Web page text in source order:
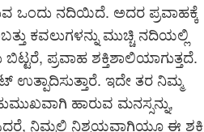
ಒಂದು ನದಿಯಿದೆ. ಅದರ ಪ್ರವಾಹಕ್ಕೆ
ಕವಲುಗಳನ್ನು ಮುಚ್ಚಿ ನದಿಯಲ್ಲಿ
ಪ್ರವಾಹ ಶಕ್ತಿಶಾಲಿಯಾಗುತ್ತದೆ.
ಇದೇ ತರ ನಿಮ್ಮ
ಹಾರುವ ಮನಸ್ಸನ್ನು,
ನಿಮ್ಮಲ್ಲಿ ನಿಶ್ಚಯವಾಗಿಯೂ ಈ ಶಕ್ತಿ